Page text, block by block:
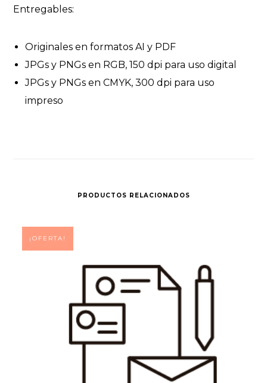
Entregables:
Originales en formatos AI y PDF
JPGs y PNGs en RGB, 150 dpi para uso digital
JPGs y PNGs en CMYK, 300 dpi para uso
impreso
PRODUCTOS RELACIONADOS
¡OFERTA!